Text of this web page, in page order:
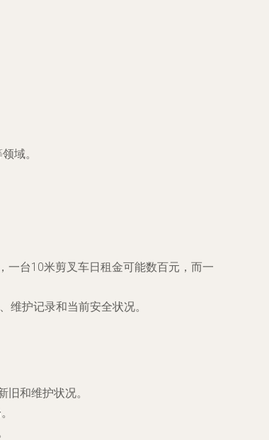
域。
一台10米剪叉车日租金可能数百元，而一
维护记录和当前安全状况。
和维护状况。